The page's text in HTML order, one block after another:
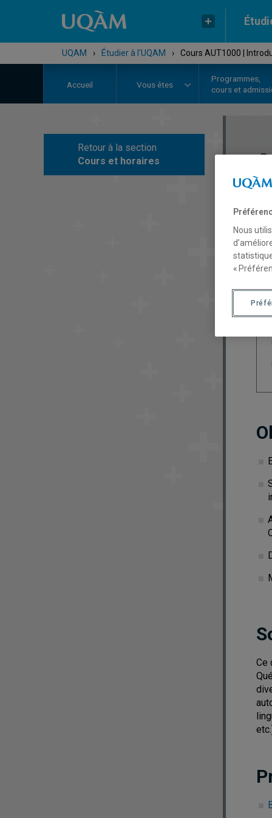
UQAM › Étudier à l'UQAM › Cours AUT1000 |
Accueil Vous êtes
Programmes,
cours et
Retour à la section
Cours et horaires
Ce
Nous
«